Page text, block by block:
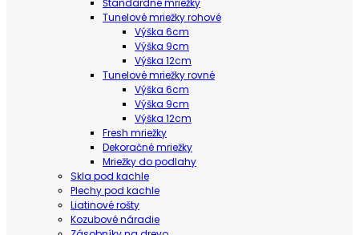
Štandardné mriežky
Tunelové mriežky rohové
Výška 6cm
Výška 9cm
Výška 12cm
Tunelové mriežky rovné
Výška 6cm
Výška 9cm
Výška 12cm
Fresh mriežky
Dekoračné mriežky
Mriežky do podlahy
Skla pod kachle
Plechy pod kachle
Liatinové rošty
Kozubové náradie